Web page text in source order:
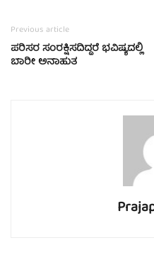
Previous article
ಪರಿಸರ ಸಂರಕ್ಷಿಸದಿದ್ದರೆ ಭವಿಷ್ಯದಲ್ಲಿ
ಬಾರೀ ಅನಾಹುತ